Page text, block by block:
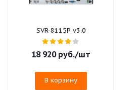
SVR-8115P v3.0
18 920руб./шт
В корзину